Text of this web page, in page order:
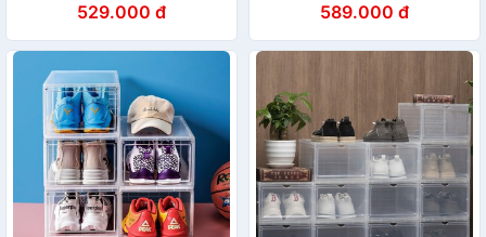
đôi giày)- nhiều mẫu thời
trang
529.000 đ 589.000 đ